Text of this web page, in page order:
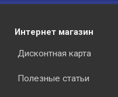
Интернет магазин
Дисконтная карта
Полезные статьи